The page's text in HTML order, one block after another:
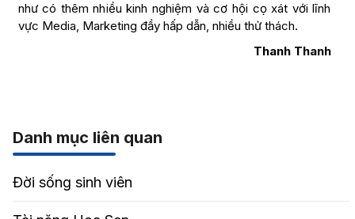
như có thêm nhiều kinh nghiệm và cơ hội cọ xát với lĩnh
vực Media, Marketing đầy hấp dẫn, nhiều thử thách.
Thanh Thanh
Danh mục liên quan
Đời sống sinh viên